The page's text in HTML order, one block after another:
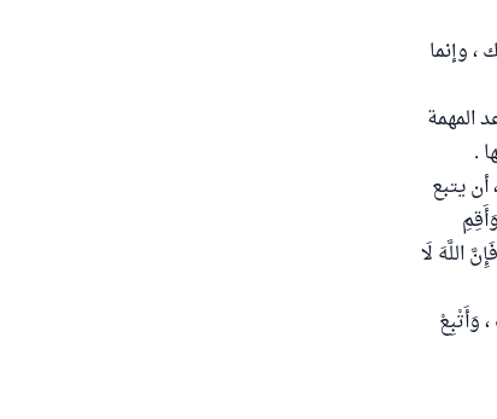
وإنما
المهمة
.
يتبع
اللَّهَ لَا
وَأَتْبِعْ